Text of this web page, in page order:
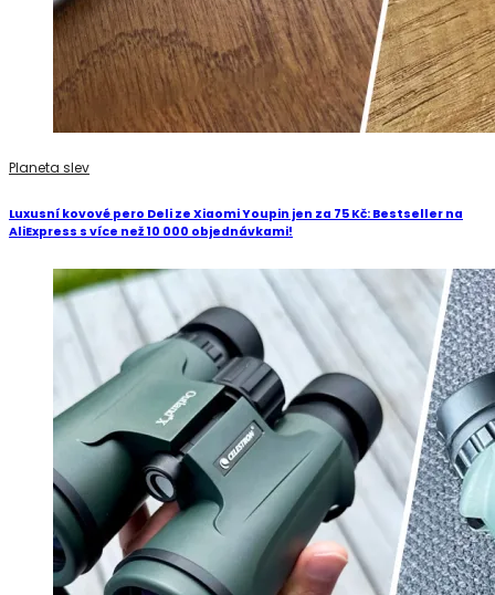
Planeta slev
Luxusní kovové pero Deli ze Xiaomi Youpin jen za 75 Kč: Bestseller na
AliExpress s více než 10 000 objednávkami!